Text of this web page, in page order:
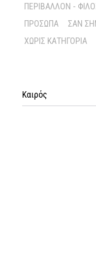
ΠΕΡΙΒΆΛΛΟΝ -
ΠΡΌΣΩΠΑ
ΣΑΝ
ΧΩΡΊΣ ΚΑΤΗΓΟΡΊΑ
Καιρός